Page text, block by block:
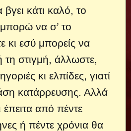
κάτι καλό, το
να σ’ το
κι εσύ μπορείς να
τη στιγμή, άλλωστε,
κι ελπίδες, γιατί
κατάρρευσης. Αλλά
έπειτα από πέντε
ή πέντε χρόνια θα